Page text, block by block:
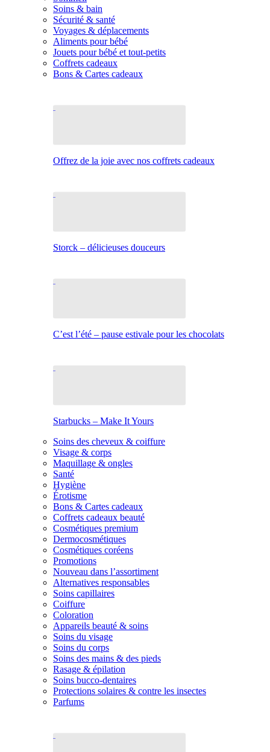
Soins & bain
Sécurité & santé
Voyages & déplacements
Aliments pour bébé
Jouets pour bébé et tout-petits
Coffrets cadeaux
Bons & Cartes cadeaux
Offrez de la joie avec nos coffrets cadeaux
Storck – délicieuses douceurs
C’est l’été – pause estivale pour les chocolats
Starbucks – Make It Yours
Soins des cheveux & coiffure
Visage & corps
Maquillage & ongles
Santé
Hygiène
Érotisme
Bons & Cartes cadeaux
Coffrets cadeaux beauté
Cosmétiques premium
Dermocosmétiques
Cosmétiques coréens
Promotions
Nouveau dans l’assortiment
Alternatives responsables
Soins capillaires
Coiffure
Coloration
Appareils beauté & soins
Soins du visage
Soins du corps
Soins des mains & des pieds
Rasage & épilation
Soins bucco-dentaires
Protections solaires & contre les insectes
Parfums